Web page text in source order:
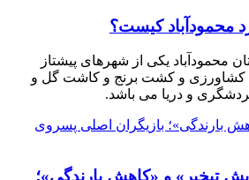
محمودآباد کیست؟
محمودآباد یکی از شهرهای پیشتاز
کشاورزی و کشت برنج و کاشت گل و
و دریا می باشد.
تبخیر» و «کاهش بارندگی»؛